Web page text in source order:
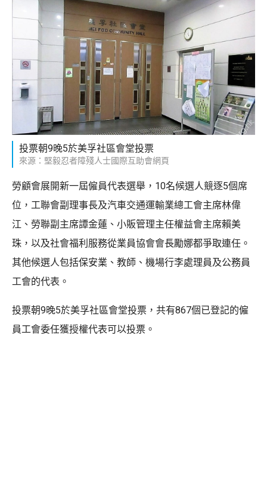
投票朝9晚5於美孚社區會堂投票
來源：堅毅忍者障殘人士國際互助會網頁
勞顧會展開新一屆僱員代表選舉，10名候選人競逐5個席
位，工聯會副理事長及汽車交通運輸業總工會主席林偉
江、勞聯副主席譚金蓮、小販管理主任權益會主席賴美
珠，以及社會福利服務從業員協會會長勵娜都爭取連任。
其他候選人包括保安業、教師、機場行李處理員及公務員
工會的代表。
投票朝9晚5於美孚社區會堂投票，共有867個已登記的僱
員工會委任獲授權代表可以投票。